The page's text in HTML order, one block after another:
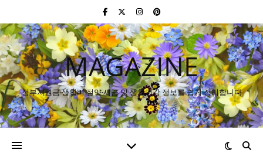
MAGAZINE
정부지원금·생활비 절약·세금 및 생활건강 정보를 쉽게 정리합니다